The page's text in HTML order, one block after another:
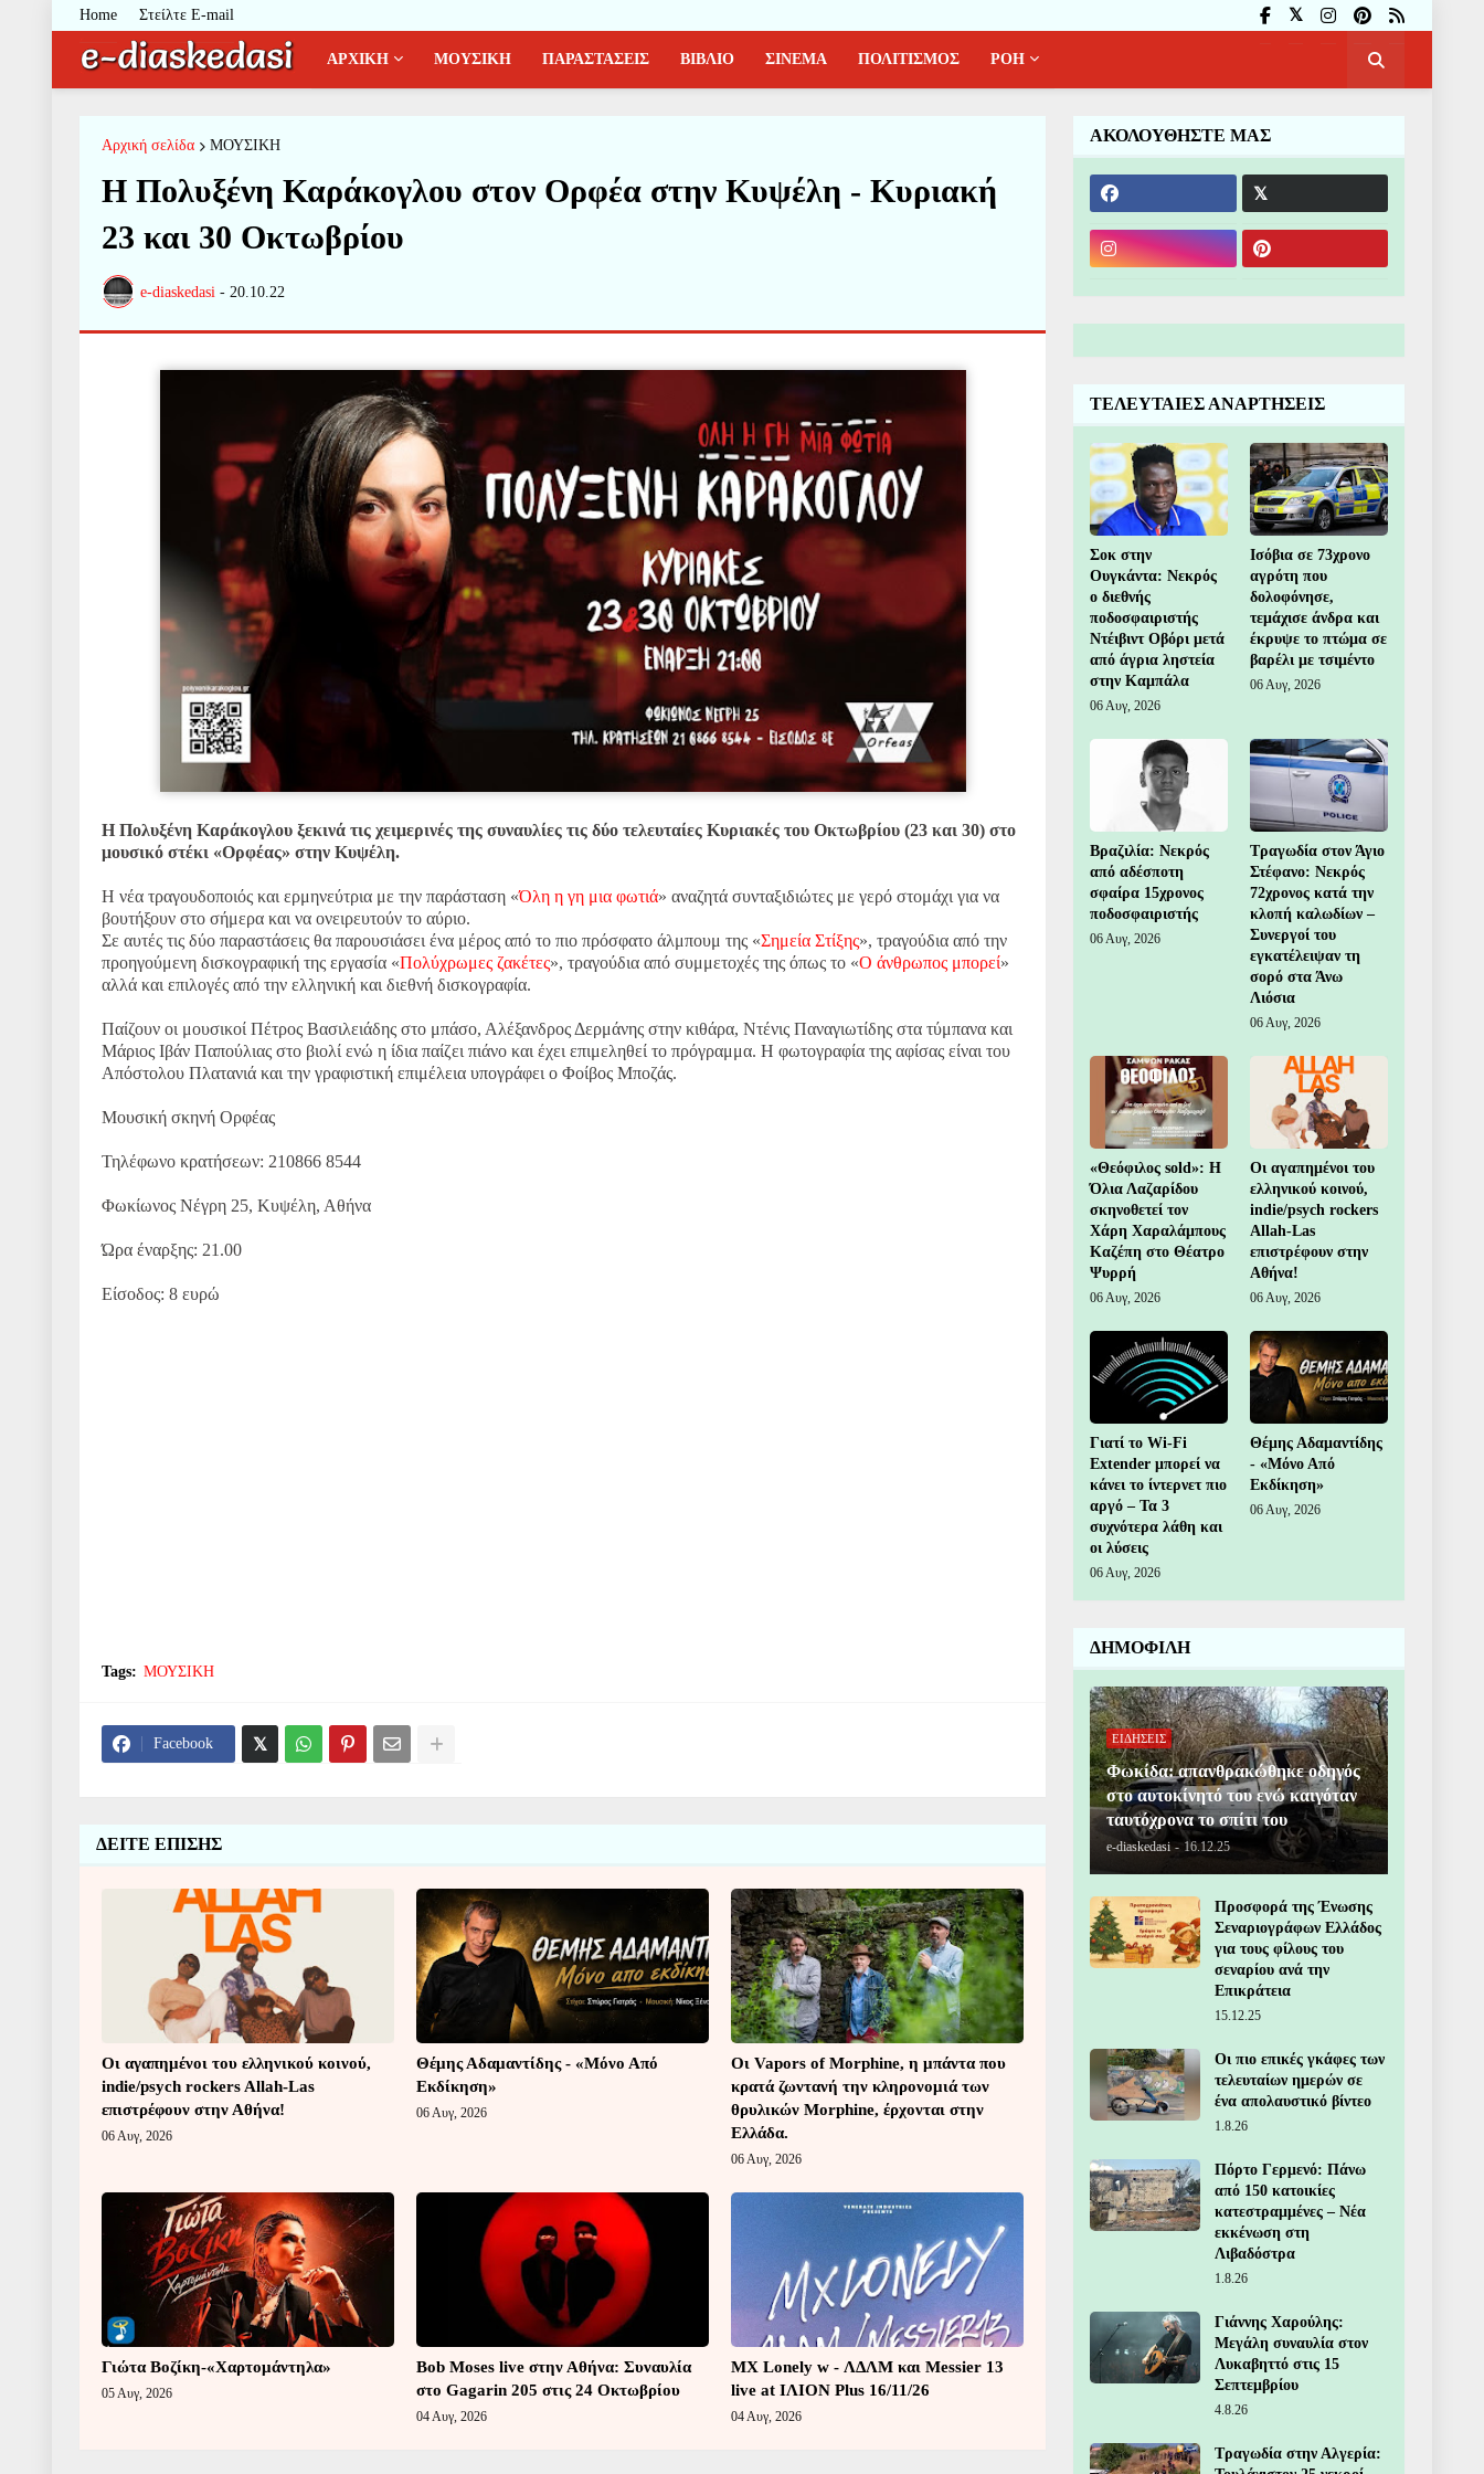
Home Στείλτε E-mail
ΑΡΧΙΚΗ ΜΟΥΣΙΚΗ ΠΑΡΑΣΤΑΣΕΙΣ ΒΙΒΛΙΟ ΣΙΝΕΜΑ ΠΟΛΙΤΙΣΜΟΣ ΡΟΗ
Αρχική σελίδα ΜΟΥΣΙΚΗ
Η Πολυξένη Καράκογλου στον Ορφέα στην Κυψέλη - Κυριακή
23 και 30 Οκτωβρίου
e-diaskedasi - 20.10.22
Η Πολυξένη Καράκογλου ξεκινά τις χειμερινές της συναυλίες τις δύο τελευταίες Κυριακές του Οκτωβρίου (23 και 30) στο
μουσικό στέκι «Ορφέας» στην Κυψέλη.
Η νέα τραγουδοποιός και ερμηνεύτρια με την παράσταση «Όλη η γη μια φωτιά» αναζητά συνταξιδιώτες με γερό στομάχι για να
βουτήξουν στο σήμερα και να ονειρευτούν το αύριο.
Σε αυτές τις δύο παραστάσεις θα παρουσιάσει ένα μέρος από το πιο πρόσφατο άλμπουμ της «Σημεία Στίξης», τραγούδια από την
προηγούμενη δισκογραφική της εργασία «Πολύχρωμες ζακέτες», τραγούδια από συμμετοχές της όπως το «Ο άνθρωπος μπορεί»
αλλά και επιλογές από την ελληνική και διεθνή δισκογραφία.
Παίζουν οι μουσικοί Πέτρος Βασιλειάδης στο μπάσο, Αλέξανδρος Δερμάνης στην κιθάρα, Ντένις Παναγιωτίδης στα τύμπανα και
Μάριος Ιβάν Παπούλιας στο βιολί ενώ η ίδια παίζει πιάνο και έχει επιμεληθεί το πρόγραμμα. Η φωτογραφία της αφίσας είναι του
Απόστολου Πλατανιά και την γραφιστική επιμέλεια υπογράφει ο Φοίβος Μποζάς.
Μουσική σκηνή Ορφέας
Τηλέφωνο κρατήσεων: 210866 8544
Φωκίωνος Νέγρη 25, Κυψέλη, Αθήνα
Ώρα έναρξης: 21.00
Είσοδος: 8 ευρώ
Tags: ΜΟΥΣΙΚΗ
Facebook
ΔΕΙΤΕ ΕΠΙΣΗΣ
Οι αγαπημένοι του ελληνικού κοινού,
indie/psych rockers Allah-Las
επιστρέφουν στην Αθήνα!
06 Αυγ, 2026
Θέμης Αδαμαντίδης - «Μόνο Από
Εκδίκηση»
06 Αυγ, 2026
Οι Vapors of Morphine, η μπάντα που
κρατά ζωντανή την κληρονομιά των
θρυλικών Morphine, έρχονται στην
Ελλάδα.
06 Αυγ, 2026
Γιώτα Βοζίκη-«Χαρτομάντηλα»
05 Αυγ, 2026
Bob Moses live στην Αθήνα: Συναυλία
στο Gagarin 205 στις 24 Οκτωβρίου
04 Αυγ, 2026
MX Lonely w - ΛΔΛΜ και Messier 13
live at ΙΛΙΟΝ Plus 16/11/26
04 Αυγ, 2026
ΑΚΟΛΟΥΘΗΣΤΕ ΜΑΣ
ΤΕΛΕΥΤΑΙΕΣ ΑΝΑΡΤΗΣΕΙΣ
Σοκ στην
Ουγκάντα: Νεκρός
ο διεθνής
ποδοσφαιριστής
Ντέιβιντ Οβόρι μετά
από άγρια ληστεία
στην Καμπάλα
06 Αυγ, 2026
Ισόβια σε 73χρονο
αγρότη που
δολοφόνησε,
τεμάχισε άνδρα και
έκρυψε το πτώμα σε
βαρέλι με τσιμέντο
06 Αυγ, 2026
Βραζιλία: Νεκρός
από αδέσποτη
σφαίρα 15χρονος
ποδοσφαιριστής
06 Αυγ, 2026
Τραγωδία στον Άγιο
Στέφανο: Νεκρός
72χρονος κατά την
κλοπή καλωδίων –
Συνεργοί του
εγκατέλειψαν τη
σορό στα Άνω
Λιόσια
06 Αυγ, 2026
«Θεόφιλος sold»: Η
Όλια Λαζαρίδου
σκηνοθετεί τον
Χάρη Χαραλάμπους
Καζέπη στο Θέατρο
Ψυρρή
06 Αυγ, 2026
Οι αγαπημένοι του
ελληνικού κοινού,
indie/psych rockers
Allah-Las
επιστρέφουν στην
Αθήνα!
06 Αυγ, 2026
Γιατί το Wi-Fi
Extender μπορεί να
κάνει το ίντερνετ πιο
αργό – Τα 3
συχνότερα λάθη και
οι λύσεις
06 Αυγ, 2026
Θέμης Αδαμαντίδης
- «Μόνο Από
Εκδίκηση»
06 Αυγ, 2026
ΔΗΜΟΦΙΛΗ
ΕΙΔΗΣΕΙΣ
Φωκίδα: απανθρακώθηκε οδηγός
στο αυτοκίνητό του ενώ καιγόταν
ταυτόχρονα το σπίτι του
e-diaskedasi - 16.12.25
Προσφορά της Ένωσης
Σεναριογράφων Ελλάδος
για τους φίλους του
σεναρίου ανά την
Επικράτεια
15.12.25
Οι πιο επικές γκάφες των
τελευταίων ημερών σε
ένα απολαυστικό βίντεο
1.8.26
Πόρτο Γερμενό: Πάνω
από 150 κατοικίες
κατεστραμμένες – Νέα
εκκένωση στη
Λιβαδόστρα
1.8.26
Γιάννης Χαρούλης:
Μεγάλη συναυλία στον
Λυκαβηττό στις 15
Σεπτεμβρίου
4.8.26
Τραγωδία στην Αλγερία: